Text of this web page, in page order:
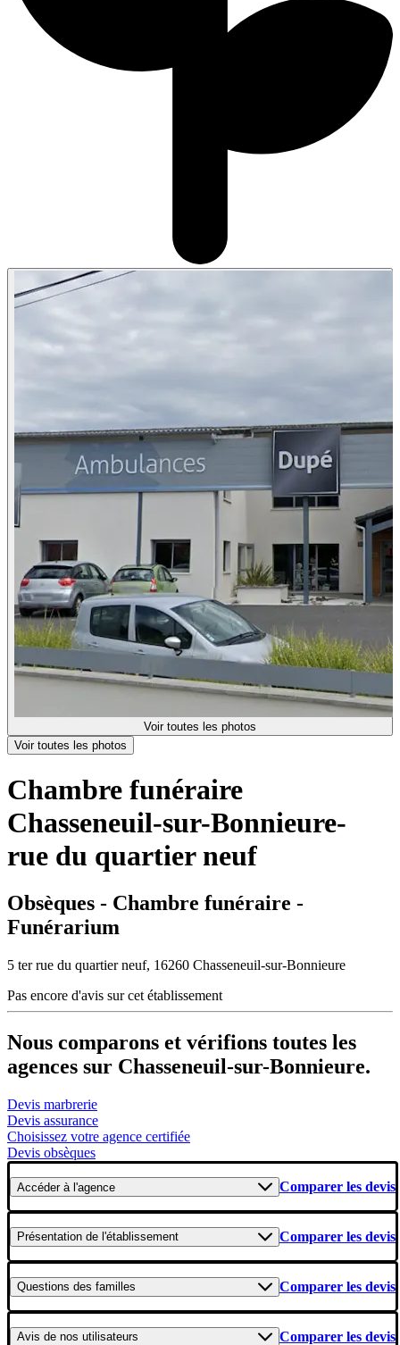
Voir toutes les photos
Voir toutes les photos
Chambre funéraire
Chasseneuil-sur-Bonnieure-
rue du quartier neuf
Obsèques - Chambre funéraire -
Funérarium
5 ter rue du quartier neuf, 16260 Chasseneuil-sur-Bonnieure
Pas encore d'avis sur cet établissement
Nous comparons et vérifions toutes les
agences sur Chasseneuil-sur-Bonnieure.
Devis marbrerie
Devis assurance
Choisissez votre agence certifiée
Devis obsèques
Accéderà l'agence Comparer les devis
Présentation de l'établissement Comparer les devis
Questions des familles Comparer les devis
Avis de nos utilisateurs Comparer les devis